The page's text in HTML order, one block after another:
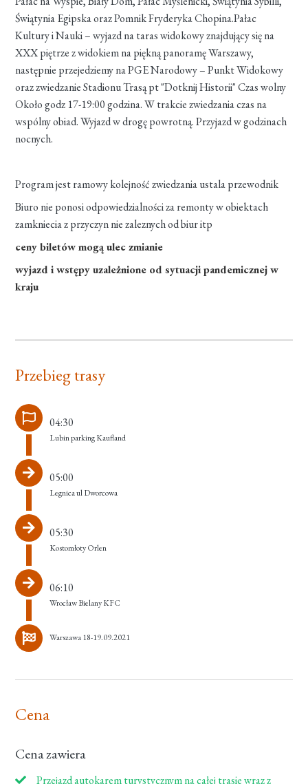
Świątynia Egipska oraz Pomnik Fryderyka Chopina.Pałac
Kultury i Nauki – wyjazd na taras widokowy znajdujący się na
XXX piętrze z widokiem na piękną panoramę Warszawy,
następnie przejedziemy na PGE Narodowy – Punkt Widokowy
oraz zwiedzanie Stadionu Trasą pt "Dotknij Historii" Czas wolny
Około godz 17-19:00 godzina. W trakcie zwiedzania czas na
wspólny obiad. Wyjazd w drogę powrotną. Przyjazd w godzinach
nocnych.
Program jest ramowy kolejność zwiedzania ustala przewodnik
Biuro nie ponosi odpowiedzialności za remonty w obiektach
zamkniecia z przyczyn nie zaleznych od biur itp
ceny biletów mogą ulec zmianie
wyjazd i wstępy uzależnione od sytuacji pandemicznej w
kraju
Przebieg trasy
04:30
Lubin parking Kaufland
05:00
Legnica ul Dworcowa
05:30
Kostomłoty Orlen
06:10
Wrocław Bielany KFC
Warszawa 18-19.09.2021
Cena
Cena zawiera
Przejazd autokarem turystycznym na całej trasie wraz z